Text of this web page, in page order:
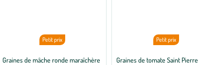
Petit prix
Graines de mâche ronde maraîchère
Petit prix
Graines de tomate Saint Pierre